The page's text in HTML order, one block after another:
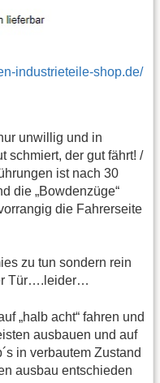
industrieteile-shop.de/
unwillig und in
schmiert, der gut fährt! /
ist nach 30
die „Bowdenzüge“
die Fahrerseite
zu tun sondern rein
Tür….leider…
„halb acht“ fahren und
ausbauen und auf
in verbautem Zustand
ausbau entschieden